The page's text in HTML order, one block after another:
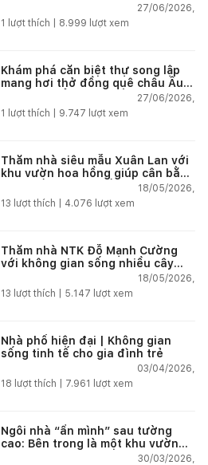
27/06/2026,
1
lượt thích | 8.999 lượt xem
Khám phá căn biệt thự song lập
mang hơi thở đồng quê châu Âu
tại vùng biển đẹp nhất Nha Trang
27/06/2026,
1
lượt thích | 9.747 lượt xem
Thăm nhà siêu mẫu Xuân Lan với
khu vườn hoa hồng giúp cân bằng
18/05/2026,
13 lượt thích | 4.076 lượt xem
Thăm nhà NTK Đỗ Mạnh Cường
với không gian sống nhiều cây
xanh giúp tái tạo năng lượng giữa
phố thị
18/05/2026,
13 lượt thích | 5.147 lượt xem
Nhà phố hiện đại | Không gian
sống tinh tế cho gia đình trẻ
03/04/2026,
18 lượt thích | 7.961 lượt xem
Ngôi nhà “ẩn mình” sau tường
cao: Bên trong là một khu vườn
30/03/2026,